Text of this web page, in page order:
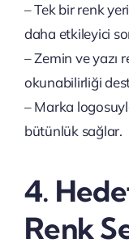
– Tek bir renk
daha etkileyici
– Zemin ve yazı
okunabilirliği
– Marka
bütünlük sağlar.
4.
Renk